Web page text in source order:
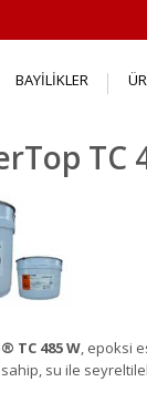
BAYILIKLER
TC
® TC 485 W, epoksi
sahip, su ile